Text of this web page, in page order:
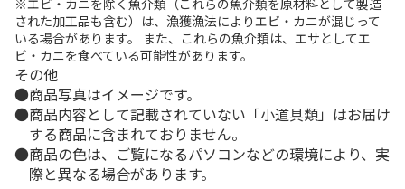
※エビ・カニを除く魚介類（これらの魚介類を原材料として製造
された加工品も含む）は、漁獲漁法によりエビ・カニが混じって
いる場合があります。 また、これらの魚介類は、エサとしてエ
ビ・カニを食べている可能性があります。
その他
商品写真はイメージです。
商品内容として記載されていない「小道具類」はお届け
する商品に含まれておりません。
商品の色は、ご覧になるパソコンなどの環境により、実
際と異なる場合があります。